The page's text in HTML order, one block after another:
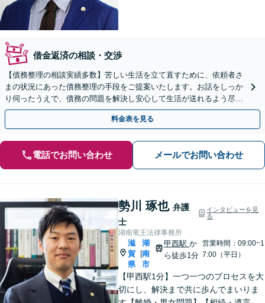
借金返済の相談・交渉
【債務整理の相談実績多数】苦しい生活を立て直すために、依頼者さ
まの状況にあった債務整理の手段をご提案いたします。お話をしっか
り伺ったうえで、債務の問題を解決し安心して生活が送れるよう尽力
いたします。お早めにご相談ください【分割払い対応可能】
料金表を見る
電話でお問い合わせ メールでお問い合わせ
勢川 琢也 弁護
士
インタビューを見
る
湖南竜王法律事務所
滋
賀
県
湖
南
市
甲西駅 か
ら徒歩1分
営業時間：09:00~1
7:00（平日）
【甲西駅1分】一つ一つのプロセスを大
切にし、解決まで共に歩んでまいりま